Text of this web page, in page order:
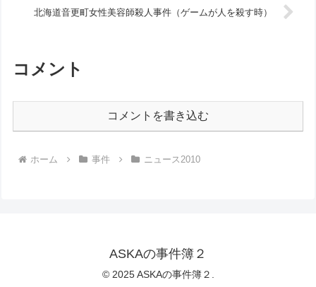
北海道音更町女性美容師殺人事件（ゲームが人を殺す時）
コメント
コメントを書き込む
ホーム 事件 ニュース2010
ASKAの事件簿２
© 2025 ASKAの事件簿２.